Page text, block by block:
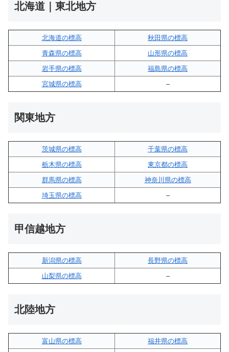
北海道｜東北地方
北海道の標高
秋田県の標高
青森県の標高
山形県の標高
岩手県の標高
福島県の標高
宮城県の標高
–
関東地方
茨城県の標高
千葉県の標高
栃木県の標高
東京都の標高
群馬県の標高
神奈川県の標高
埼玉県の標高
–
甲信越地方
新潟県の標高
長野県の標高
山梨県の標高
–
北陸地方
富山県の標高
福井県の標高